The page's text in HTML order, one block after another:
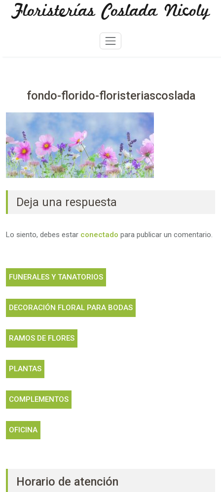
Floristerías Coslada Nicoly
fondo-florido-floristeriascoslada
Deja una respuesta
Lo siento, debes estar conectado para publicar un comentario.
FUNERALES Y TANATORIOS
DECORACIÓN FLORAL PARA BODAS
RAMOS DE FLORES
PLANTAS
COMPLEMENTOS
OFICINA
Horario de atención